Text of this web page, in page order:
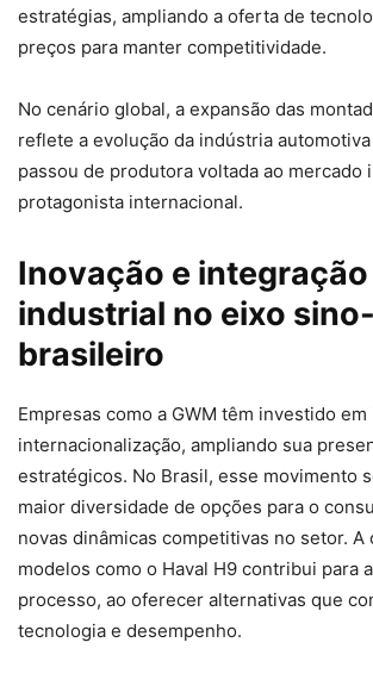
estratégias, ampliando a oferta de
preços para manter competitividade.
No cenário global, a expansão das
reflete a evolução da indústria
passou de produtora voltada ao mercado
protagonista internacional.
Inovação e integração
industrial no eixo sino-
brasileiro
Empresas como a GWM têm investido em
internacionalização, ampliando sua
estratégicos. No Brasil, esse movimento
maior diversidade de opções para o
novas dinâmicas competitivas no setor. A
modelos como o Haval H9 contribui para
processo, ao oferecer alternativas que
tecnologia e desempenho.